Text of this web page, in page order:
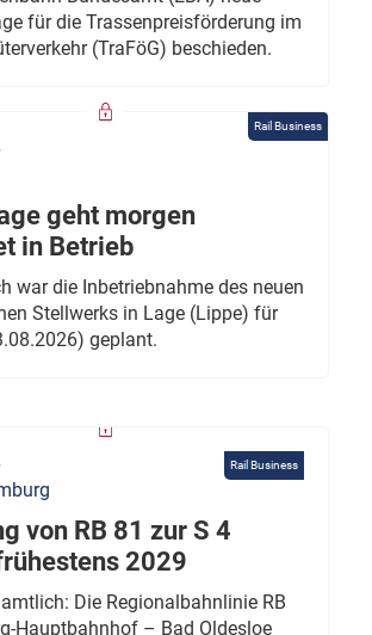
für die Trassenpreisförderung im
(TraFöG) beschieden.
Rail Business
geht morgen
in Betrieb
war die Inbetriebnahme des neuen
Stellwerks in Lage (Lippe) für
geplant.
Rail Business
von RB 81 zur S 4
2029
Die Regionalbahnlinie RB
Hauptbahnhof – Bad Oldesloe